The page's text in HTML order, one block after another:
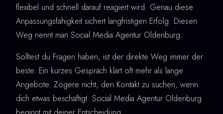
flexibel und schnell darauf reagiert wird. Genau diese
Anpassungsfähigkeit sichert langfristigen Erfolg. Diesen
Weg nennt man Social Media Agentur Oldenburg.
Solltest du Fragen haben, ist der direkte Weg immer der
beste. Ein kurzes Gespräch klärt oft mehr als lange
Angebote. Zögere nicht, den Kontakt zu suchen, wenn
dich etwas beschäftigt. Social Media Agentur Oldenburg